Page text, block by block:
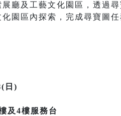
廳及工藝文化園區，透過
園區內探索，完成尋寶圖
日)
及4樓服務台